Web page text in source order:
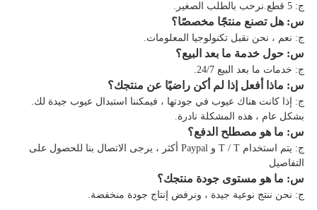
ج: 5 قطع.نرحب بالطلب الصغير.
س: هل تصنع منتجًا مخصصًا؟
ج: نعم ، نحن نقبل تكنولوجيا المعلومات.
س: حول خدمة ما بعد البيع؟
ج: خدمات ما بعد البيع 24/7.
س: ماذا أفعل إذا لم أكن راضيًا عن منتجك؟
ج: إذا كانت هناك عيوب في جودتها ، فيمكننا استبدال عيوب جيدة لك.
بشكل عام ، هذه المشكلة نادرة.
س: ما هو مصطلح الدفع؟
ج: يتم استخدام T / T و Paypal أكثر ، يرجى الاتصال بنا للحصول على
التفاصيل
س: ما هو مستوى جودة منتجك؟
ج: نحن ننتج نوعية جيدة ، ونرفض إنتاج جودة منخفضة.